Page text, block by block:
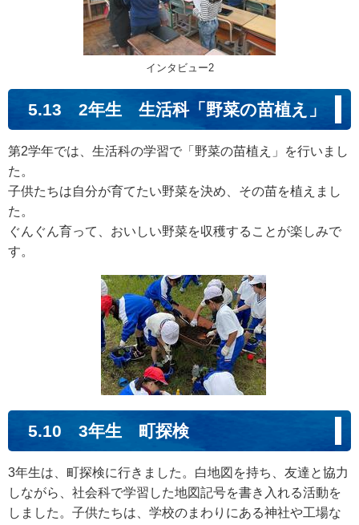
インタビュー2
5.13 2年生 生活科「野菜の苗植え」
第2学年では、生活科の学習で「野菜の苗植え」を行いまし
た。
子供たちは自分が育てたい野菜を決め、その苗を植えまし
た。
ぐんぐん育って、おいしい野菜を収穫することが楽しみで
す。
5.10 3年生 町探検
3年生は、町探検に行きました。白地図を持ち、友達と協力
しながら、社会科で学習した地図記号を書き入れる活動を
しました。子供たちは、学校のまわりにある神社や工場な